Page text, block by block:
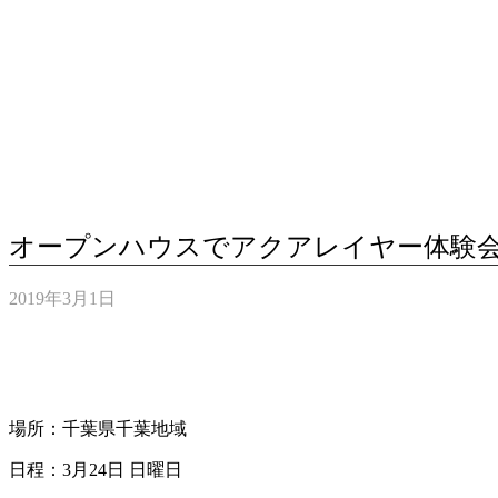
オープンハウスでアクアレイヤー体験
2019年3月1日
場所：千葉県千葉地域
日程：3月24日 日曜日